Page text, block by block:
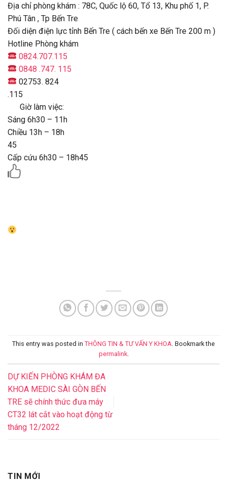
Địa chỉ phòng khám : 78C, Quốc lộ 60, Tổ 13, Khu phố 1, P.
Phú Tân , Tp Bến Tre
Đối diện điện lực tỉnh Bến Tre ( cách bến xe Bến Tre 200 m )
Hotline Phòng khám
0824.707.115
0848 .747. 115
02753. 824
.115
Giờ làm việc:
Sáng 6h30 – 11h
Chiều 13h – 18h
45
Cấp cứu 6h30 – 18h45
This entry was posted in THÔNG TIN & TƯ VẤN Y KHOA. Bookmark the
permalink.
DỰ KIẾN PHÒNG KHÁM ĐA
KHOA MEDIC SÀI GÒN BẾN
TRE sẽ chính thức đưa máy
CT32 lát cắt vào hoạt động từ
tháng 12/2022
TIN MỚI